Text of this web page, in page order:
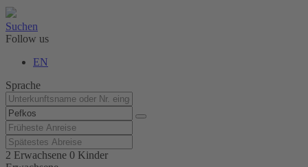
Suchen
Follow us
EN
Sprache
2 Erwachsene 0 Kinder